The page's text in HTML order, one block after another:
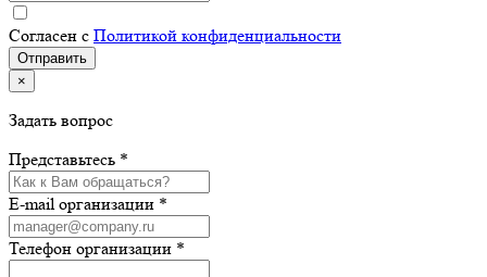
Согласен с Политикой конфиденциальности
×
Задать вопрос
Представьтесь *
E-mail организации *
Телефон организации *